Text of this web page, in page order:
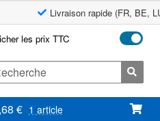
Livraison rapide (FR, BE,
les prix TTC
€ 1 article